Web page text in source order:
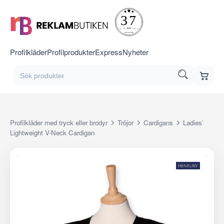
ProfilkläderProfilprodukterExpressNyheter
Profilkläder med tryck eller brodyr Tröjor Cardigans
Ladies`
Lightweight V-Neck Cardigan